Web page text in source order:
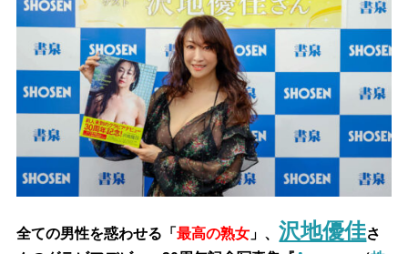
全ての男性を惑わせる「最高の熟女 」、 沢地優佳さ